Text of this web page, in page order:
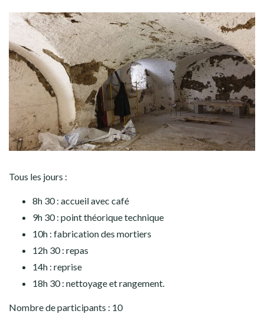
Tous les jours :
8h 30 : accueil avec café
9h 30 : point théorique technique
10h : fabrication des mortiers
12h 30 : repas
14h : reprise
18h 30 : nettoyage et rangement.
Nombre de participants : 10